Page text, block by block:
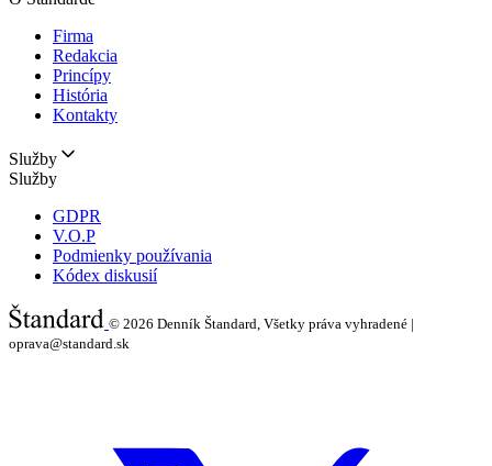
Firma
Redakcia
Princípy
História
Kontakty
Služby
Služby
GDPR
V.O.P
Podmienky používania
Kódex diskusií
© 2026 Denník Štandard, Všetky práva vyhradené |
oprava@standard.sk